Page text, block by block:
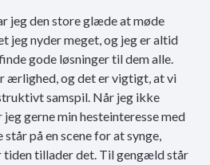
jeg den store glæde at møde
jeg nyder meget, og jeg er altid
gode løsninger til dem alle.
ærlighed, og det er vigtigt, at vi
samspil. Når jeg ikke
gerne min hesteinteresse med
på en scene for at synge,
tiden tillader det. Til gengæld står